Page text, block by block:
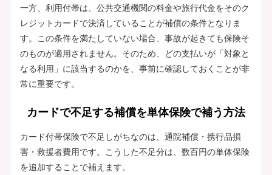
一方、利用付帯は、公共交通機関の料金や旅行代金をそのク
レジットカードで決済していることが補償の条件となりま
す。この条件を満たしていない場合、事故が起きても保険そ
のものが適用されません。そのため、どの支払いが「対象と
なる利用」に該当するのかを、事前に確認しておくことが非
常に重要です。
カードで不足する補償を単体保険で補う方法
カード付帯保険で不足しがちなのは、通院補償・携行品損
害・救援者費用です。こうした不足分は、数百円の単体保険
を追加することで補えます。